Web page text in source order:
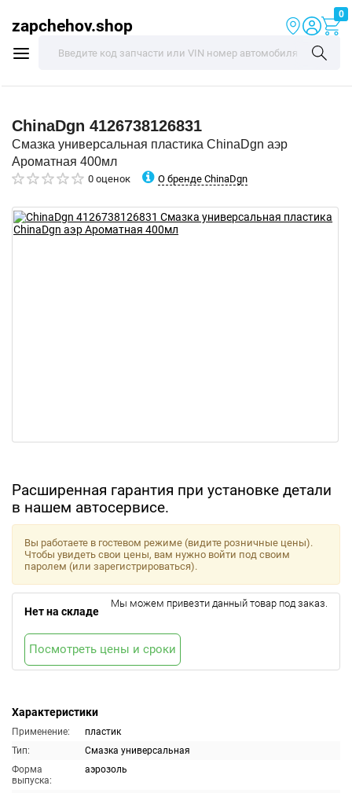
zapchehov.shop
0
ChinaDgn 4126738126831
Смазка универсальная пластика ChinaDgn аэр
Ароматная 400мл
0 оценок О бренде ChinaDgn
Расширенная гарантия при установке детали
в нашем автосервисе.
Характеристики
Применение:
пластик
Тип:
Смазка универсальная
Форма
выпуска:
аэрозоль
Вы работаете в гостевом режиме (видите розничные цены).
Чтобы увидеть свои цены, вам нужно войти под своим
паролем (или зарегистрироваться).
Нет на складе
Мы можем привезти данный товар под заказ.
Посмотреть цены и сроки